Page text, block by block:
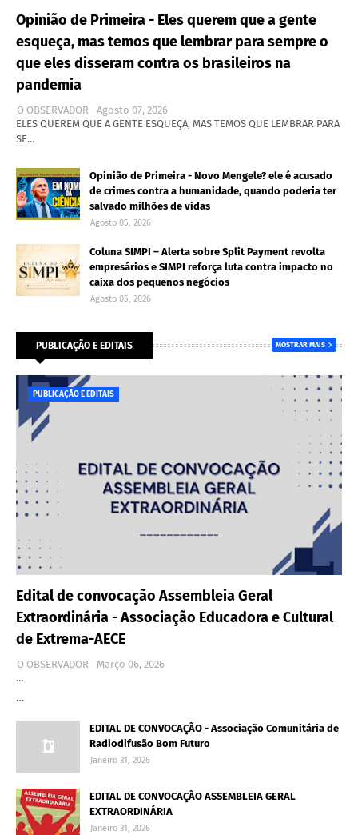
Opinião de Primeira - Eles querem que a gente
esqueça, mas temos que lembrar para sempre o
que eles disseram contra os brasileiros na
pandemia
O OBSERVADOR
Agosto 07, 2026
ELES QUEREM QUE A GENTE ESQUEÇA, MAS TEMOS QUE LEMBRAR PARA
SE…
Opinião de Primeira - Novo Mengele? ele é acusado
de crimes contra a humanidade, quando poderia ter
salvado milhões de vidas
Agosto 05, 2026
Coluna SIMPI – Alerta sobre Split Payment revolta
empresários e SIMPI reforça luta contra impacto no
caixa dos pequenos negócios
Agosto 05, 2026
PUBLICAÇÃO E EDITAIS MOSTRAR MAIS
PUBLICAÇÃO E EDITAIS
Edital de convocação Assembleia Geral
Extraordinária - Associação Educadora e Cultural
de Extrema-AECE
O OBSERVADOR
Março 06, 2026
…
…
EDITAL DE CONVOCAÇÃO - Associação Comunitária de
Radiodifusão Bom Futuro
Janeiro 31, 2026
EDITAL DE CONVOCAÇÃO ASSEMBLEIA GERAL
EXTRAORDINÁRIA
Janeiro 31, 2026